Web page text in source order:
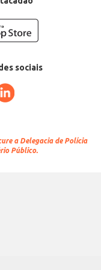
sociais
a Delegacia de Polícia
Público.